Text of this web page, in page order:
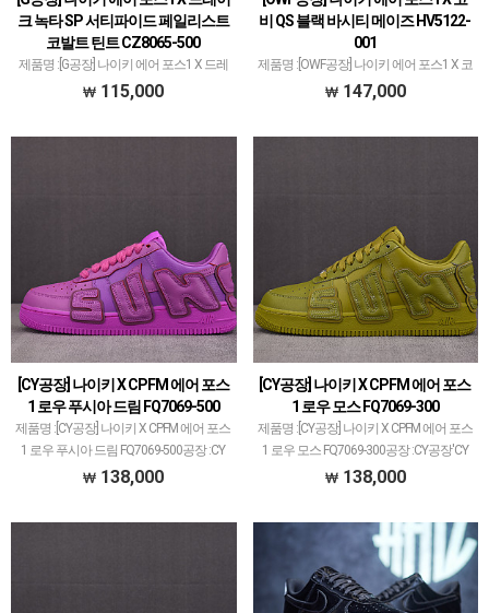
크 녹타 SP 서티파이드 페일리스트
코발트 틴트 CZ8065-500
제품명 :[G공장] 나이키 에어 포스1 X 드레
이크 녹타 SP 서티파이드 페일리스트 코
115,000
비 QS 블랙 바시티 메이즈 HV5122-
001
제품명 :[OWF공장] 나이키 에어 포스1 X 코
비 QS 블랙 바시티 메이즈 HV5122-001공
147,000
[CY공장] 나이키 X CPFM 에어 포스
1 로우 푸시아 드림 FQ7069-500
제품명 :[CY공장] 나이키 X CPFM 에어 포스
1 로우 푸시아 드림 FQ7069-500공장 :CY
공장'CY공장'은 다양한 브랜드 취급하고
138,000
[CY공장] 나이키 X CPFM 에어 포스
1 로우 모스 FQ7069-300
제품명 :[CY공장] 나이키 X CPFM 에어 포스
1 로우 모스 FQ7069-300공장 :CY공장'CY
공장'은 다양한 브랜드 취급하고 있습니
138,000